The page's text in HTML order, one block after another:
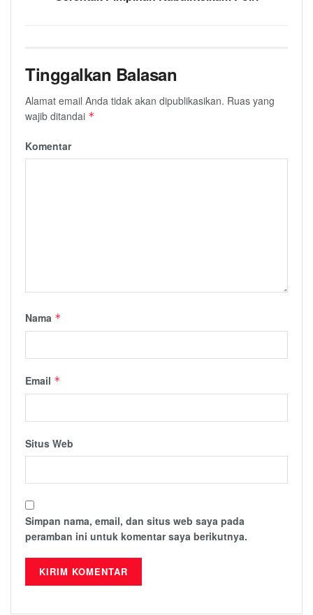
Tinggalkan Balasan
Alamat email Anda tidak akan dipublikasikan. Ruas yang
wajib ditandai *
Komentar
Nama *
Email *
Situs Web
Simpan nama, email, dan situs web saya pada
peramban ini untuk komentar saya berikutnya.